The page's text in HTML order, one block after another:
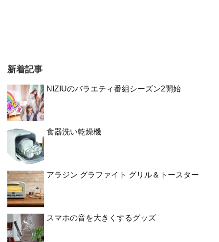
新着記事
NIZIUのバラエティ番組シーズン2開始
食器洗い乾燥機
アラジン グラファイト グリル＆トースター
スマホの音を大きくするグッズ